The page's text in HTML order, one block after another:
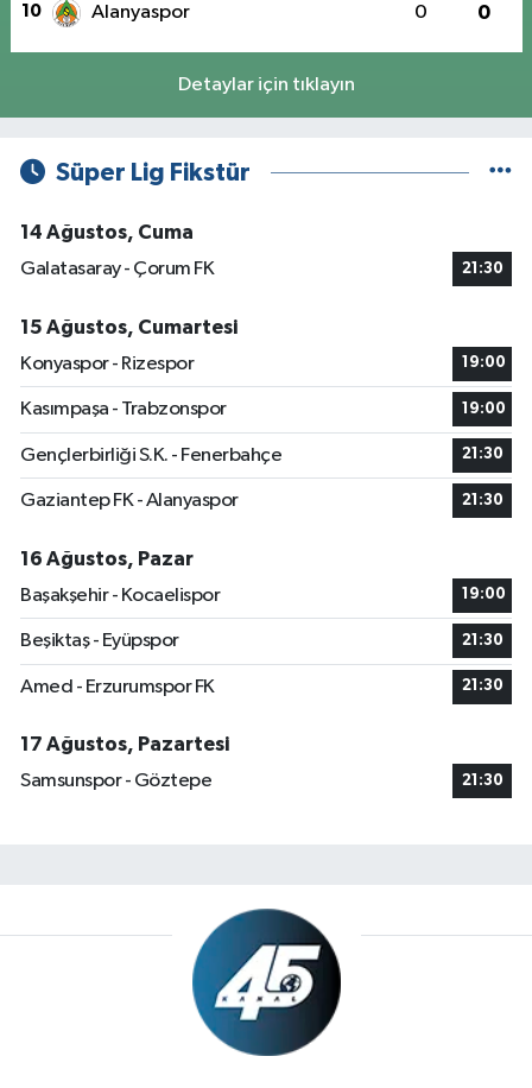
10 Alanyaspor 0 0
Detaylar için tıklayın
Süper Lig Fikstür
14 Ağustos, Cuma
Galatasaray - Çorum FK
21:30
15 Ağustos, Cumartesi
Konyaspor - Rizespor
19:00
Kasımpaşa - Trabzonspor 19:00
Gençlerbirliği S.K. - Fenerbahçe 21:30
Gaziantep FK - Alanyaspor 21:30
16 Ağustos, Pazar
Başakşehir - Kocaelispor
19:00
Beşiktaş - Eyüpspor 21:30
Amed - Erzurumspor FK 21:30
17 Ağustos, Pazartesi
Samsunspor - Göztepe
21:30